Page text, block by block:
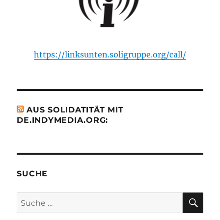
https://linksunten.soligruppe.org/call/
AUS SOLIDATITÄT MIT
DE.INDYMEDIA.ORG:
SUCHE
Suche
nach: